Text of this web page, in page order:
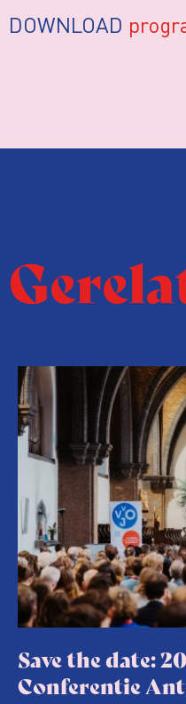
DOWNLOAD
Save the date:
Conferentie